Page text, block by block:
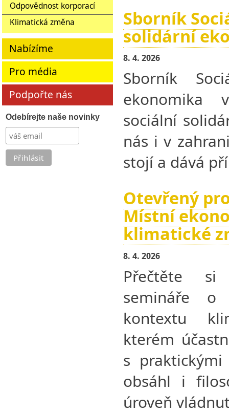
Odpovědnost korporací
Klimatická změna
Nabízíme
Pro média
Podpořte nás
Odebírejte naše novinky
Sborník
solidární
8. 4. 2026
Sborník
ekonomika
sociální
nás i v
stojí a dává
Otevřený
Místní
klimatické
8. 4. 2026
Přečtěte
semináře
kontextu
kterém
s
obsáhl i
úroveň